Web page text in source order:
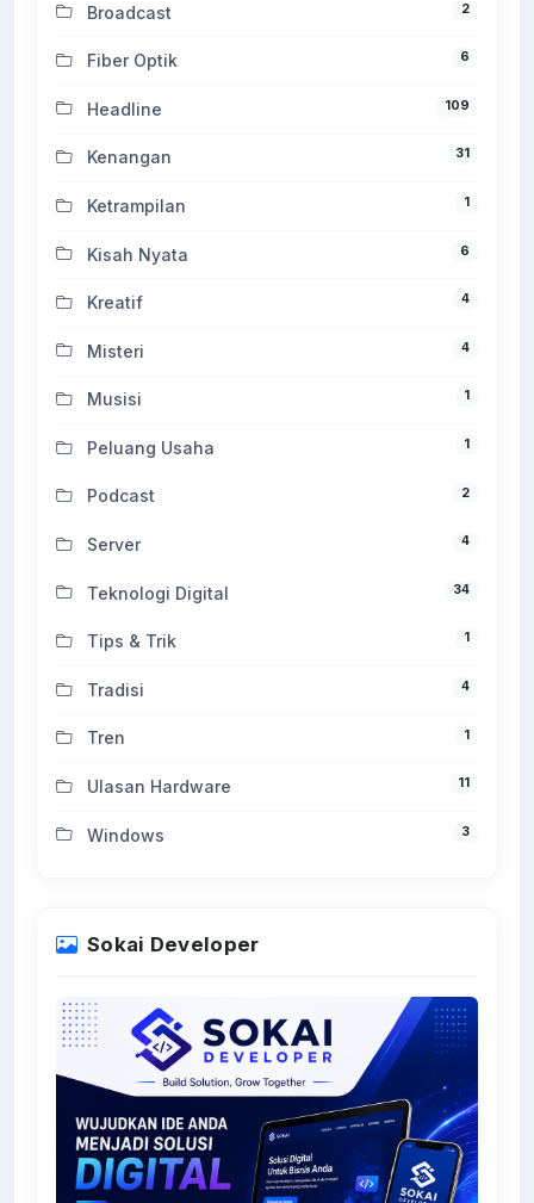
Broadcast 2
Fiber Optik 6
Headline 109
Kenangan 31
Ketrampilan 1
Kisah Nyata 6
Kreatif 4
Misteri 4
Musisi 1
Peluang Usaha 1
Podcast 2
Server 4
Teknologi Digital 34
Tips & Trik 1
Tradisi 4
Tren 1
Ulasan Hardware 11
Windows 3
Sokai Developer